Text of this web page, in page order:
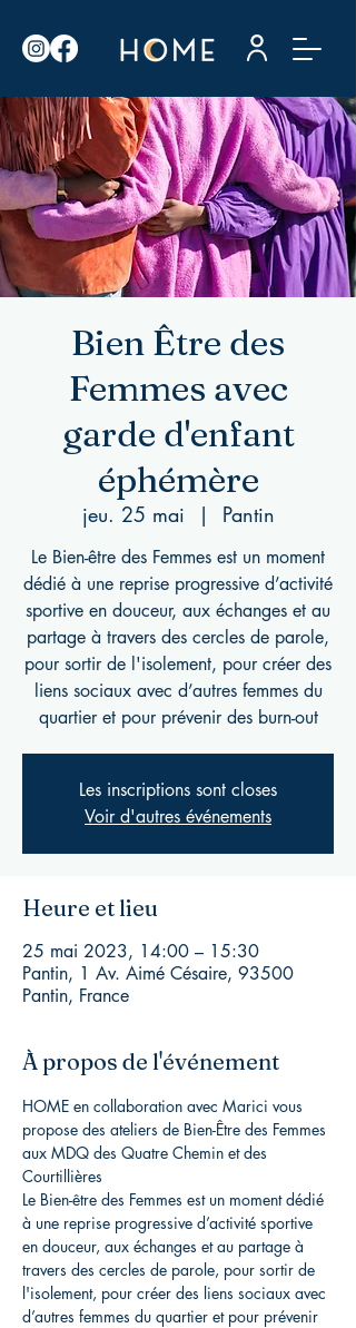
Bien Être des
Femmes avec
garde d'enfant
éphémère
jeu. 25 mai
  |
Pantin
Le Bien-être des Femmes est un moment
dédié à une reprise progressive d’activité
sportive en douceur, aux échanges et au
partage à travers des cercles de parole,
pour sortir de l'isolement, pour créer des
liens sociaux avec d’autres femmes du
quartier et pour prévenir des burn-out
Les inscriptions sont closes
Voir d'autres événements
Heure et lieu
25 mai 2023, 14:00 – 15:30
Pantin, 1 Av. Aimé Césaire, 93500
Pantin, France
À propos de l'événement
HOME en collaboration avec Marici vous
propose des ateliers de Bien-Être des Femmes
aux MDQ des Quatre Chemin et des
Courtillières
Le Bien-être des Femmes est un moment dédié
à une reprise progressive d’activité sportive
en douceur, aux échanges et au partage à
travers des cercles de parole, pour sortir de
l'isolement, pour créer des liens sociaux avec
d’autres femmes du quartier et pour prévenir